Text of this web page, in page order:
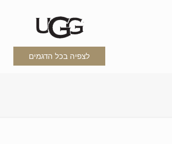
לצפיה בכל הדגמים